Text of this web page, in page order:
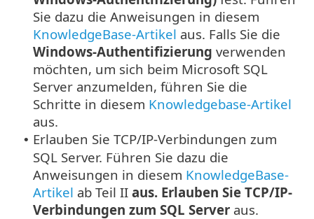
Sie dazu die Anweisungen in diesem
KnowledgeBase-Artikel aus. Falls Sie die
Windows-Authentifizierung verwenden
möchten, um sich beim Microsoft SQL
Server anzumelden, führen Sie die
Schritte in diesem Knowledgebase-Artikel
aus.
• Erlauben Sie TCP/IP-Verbindungen zum
SQL Server. Führen Sie dazu die
Anweisungen in diesem KnowledgeBase-
Artikel ab Teil II aus. Erlauben Sie TCP/IP-
Verbindungen zum SQL Server aus.